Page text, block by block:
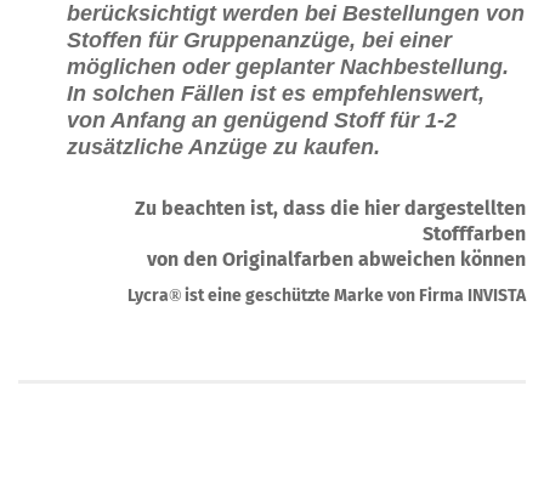
berücksichtigt werden bei Bestellungen von
Stoffen für Gruppenanzüge, bei einer
möglichen oder geplanter Nachbestellung.
In solchen Fällen ist es empfehlenswert,
von Anfang an genügend Stoff für 1-2
zusätzliche Anzüge zu kaufen.
Zu beachten ist, dass die hier dargestellten
Stofffarben
von den Originalfarben abweichen können
Lycra® ist eine geschützte Marke von Firma INVISTA